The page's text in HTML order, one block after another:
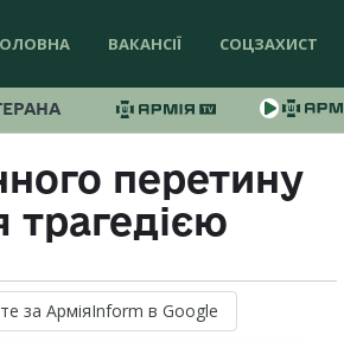
ВАКАНСІЇ СОЦЗАХИСТ
перетину
трагедією
за АрміяInform в Google